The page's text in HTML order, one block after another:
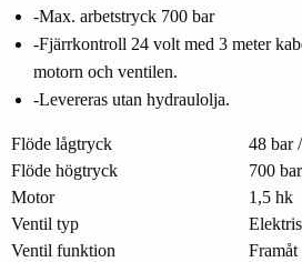
-Max. arbetstryck 700 bar
-Fjärrkontroll 24 volt med 3 meter
motorn och ventilen.
-Levereras utan hydraulolja.
Flöde lågtryck
48 bar
Flöde högtryck
700
Motor
1,5 hk
Ventil typ
Ventil funktion